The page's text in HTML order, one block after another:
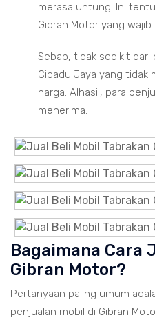
merasa untung. Ini
Gibran Motor yang
Sebab, tidak sedikit dari
Cipadu Jaya yang tidak
harga. Alhasil, para
menerima.
Bagaimana Cara
Gibran Motor?
Pertanyaan paling umum
penjualan mobil di Gibran